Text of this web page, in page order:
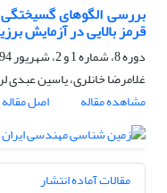
بررسی الگوهای
قرمز بالایی در آزمایش
دوره 8، شماره 1 و 2، شهریور 1394، صفحه
غلامرضا خانلری، یاسین عبدی
مشاهده مقاله
اصل مقاله
مقالات آماده انتشار